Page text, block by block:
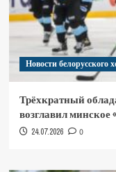
Новости белорусского
Трёхкратный
возглавил минское
24.07.2026 0